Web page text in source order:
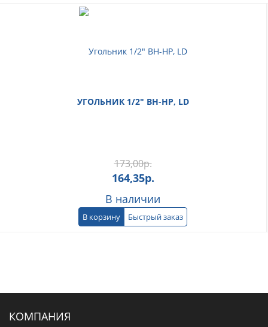
УГОЛЬНИК 1/2" ВН-НР, LD
173,00р.
164,35р.
В наличии
В корзину Быстрый заказ
КОМПАНИЯ